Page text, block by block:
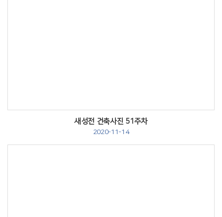
새성전 건축사진 51주차
2020-11-14